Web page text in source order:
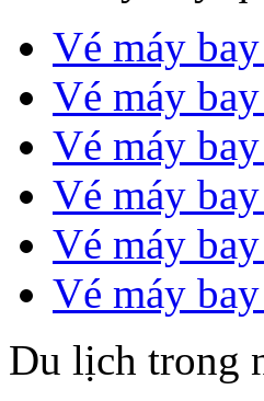
Vé máy
Vé máy
Vé máy
Vé máy
Vé máy
Vé máy
Du lịch trong